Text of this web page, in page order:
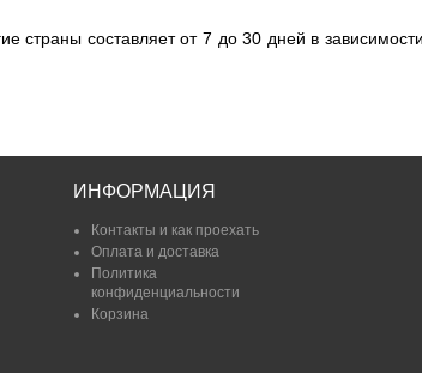
страны составляет от 7 до 30 дней в
ИНФОРМАЦИЯ
Контакты и как проехать
Оплата и доставка
Политика
конфиденциальности
Корзина